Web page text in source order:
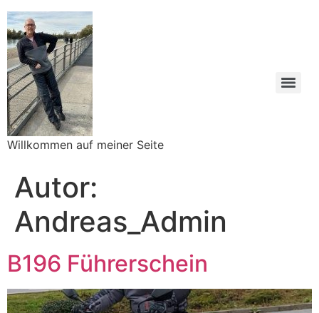
Willkommen auf meiner Seite
Autor:
Andreas_Admin
B196 Führerschein